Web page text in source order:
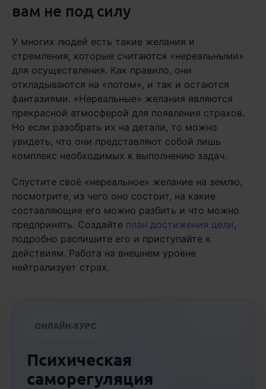
вам не под силу
У многих людей есть такие желания и
стремления, которые считаются «нереальными»
для осуществления. Как правило, они
откладываются на «потом», и так и остаются
фантазиями. «Нереальные» желания являются
прекрасной атмосферой для появления страхов.
Но если разобрать их на детали, то можно
увидеть, что они представляют собой лишь
комплекс необходимых к выполнению задач.
Спустите своё «нереальное» желание на землю,
посмотрите, из чего оно состоит, на какие
составляющие его можно разбить и что можно
предпринять. Создайте план достижения цели ,
подробно распишите его и приступайте к
действиям. Работа на внешнем уровне
нейтрализует страх.
ОНЛАЙН-КУРС
Психическая
саморегуляция